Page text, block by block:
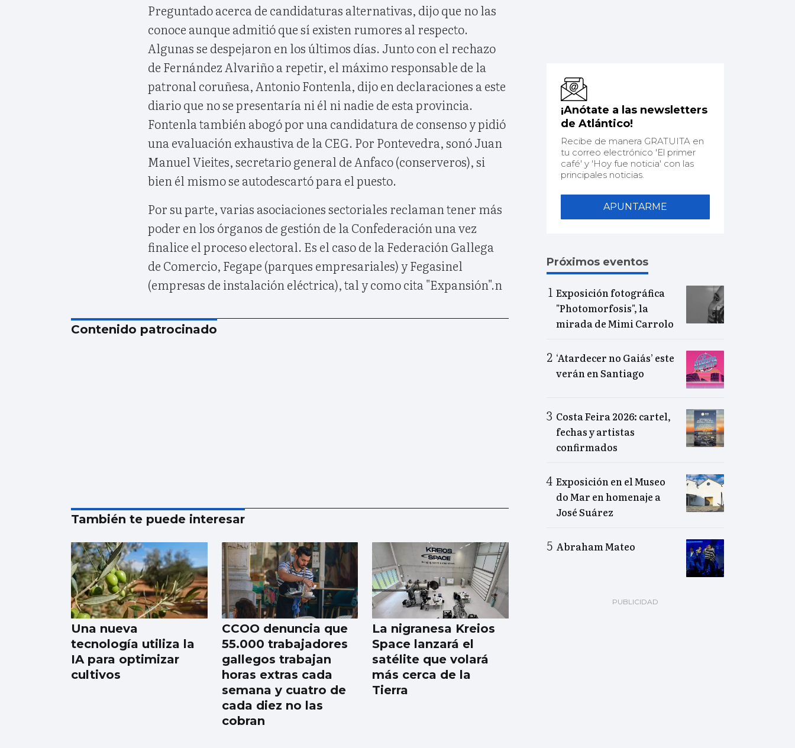
Preguntado acerca de candidaturas alternativas, dijo que no las
conoce aunque admitió que sí existen rumores al respecto.
Algunas se despejaron en los últimos días. Junto con el rechazo
de Fernández Alvariño a repetir, el máximo responsable de la
patronal coruñesa, Antonio Fontenla, dijo en declaraciones a este
diario que no se presentaría ni él ni nadie de esta provincia.
Fontenla también abogó por una candidatura de consenso y pidió
una evaluación exhaustiva de la CEG. Por Pontevedra, sonó Juan
Manuel Vieites, secretario general de Anfaco (conserveros), si
bien él mismo se autodescartó para el puesto.
Por su parte, varias asociaciones sectoriales reclaman tener más
poder en los órganos de gestión de la Confederación una vez
finalice el proceso electoral. Es el caso de la Federación Gallega
de Comercio, Fegape (parques empresariales) y Fegasinel
(empresas de instalación eléctrica), tal y como cita "Expansión".n
Contenido patrocinado
También te puede interesar
Una nueva
tecnología utiliza la
IA para optimizar
cultivos
CCOO denuncia que
55.000 trabajadores
gallegos trabajan
horas extras cada
semana y cuatro de
cada diez no las
cobran
La nigranesa Kreios
Space lanzará el
satélite que volará
más cerca de la
Tierra
¡Anótate a las newsletters
de Atlántico!
Recibe de manera GRATUITA en
tu correo electrónico 'El primer
café' y 'Hoy fue noticia' con las
principales noticias.
APUNTARME
Próximos eventos
Exposición fotográfica
"Photomorfosis", la
mirada de Mimi Carrolo
‘Atardecer no Gaiás’ este
verán en Santiago
Costa Feira 2026: cartel,
fechas y artistas
confirmados
Exposición en el Museo
do Mar en homenaje a
José Suárez
Abraham Mateo